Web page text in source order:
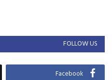
FOLLOW US
Facebook